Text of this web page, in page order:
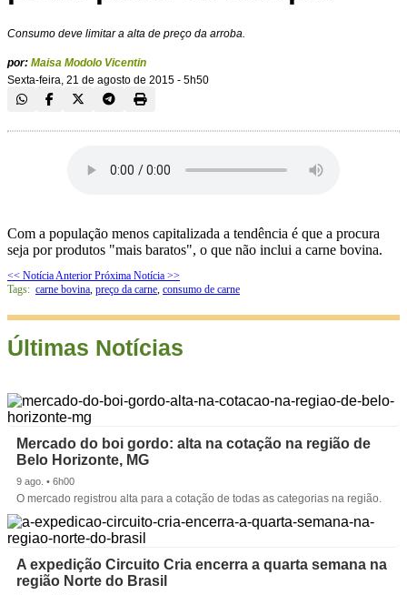
Consumo deve limitar a alta de preço da arroba.
por: Maisa Modolo Vicentin
Sexta-feira, 21 de agosto de 2015 - 5h50
Com a população menos capitalizada a tendência é que a procura
seja por produtos "mais baratos", o que não inclui a carne bovina.
<< Notícia Anterior Próxima Notícia >>
Tags: carne bovina, preço da carne, consumo de carne
Últimas Notícias
Mercado do boi gordo: alta na cotação na região de
Belo Horizonte, MG
9 ago. • 6h00
O mercado registrou alta para a cotação de todas as categorias na região.
A expedição Circuito Cria encerra a quarta semana na
região Norte do Brasil